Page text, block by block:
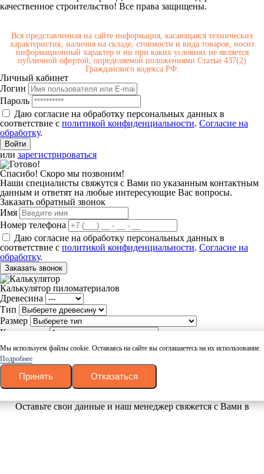
качественное строительство! Все права защищены.
Вся представленная на сайте информация, касающаяся технических
характеристик, наличия на складе, стоимости и вида товаров, носит
информационный характер и ни при каких условиях не является
публичной офертой, определяемой положениями Статьи 437(2)
Гражданского кодекса РФ.
Личный кабинет
Логин
Пароль
Даю согласие на обработку персональных данных в
соответствие с политикой конфиденциальности. Согласие на
обработку.
или зарегистрироваться
Спасибо! Скоро мы позвоним!
Наши специалисты свяжутся с Вами по указанным контактным
данным и ответят на любые интересующие Вас вопросы.
Заказать обратный звонок
Имя
Номер телефона
Даю согласие на обработку персональных данных в
соответствие с политикой конфиденциальности. Согласие на
обработку.
Заказать звонок
Калькулятор пиломатериалов
Древесина
Тип
Размер
Количество
Рассчитать
Ваш товар успешно добавлен в корзину
Вернуться
Оформить заказ
Оставьте свои данные и наш менеджер свяжется с Вами в
Мы используем файлы cookie. Оставаясь на сайте вы соглашаетесь на их использование.
Подробнее
Принять Отказаться